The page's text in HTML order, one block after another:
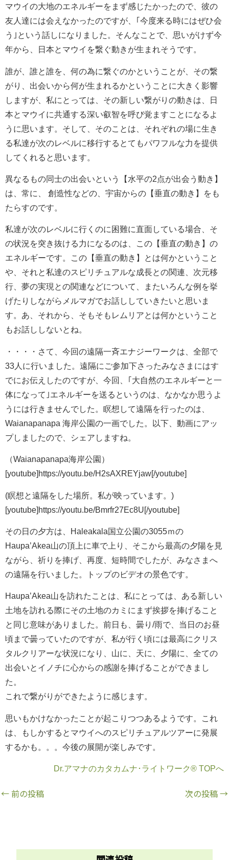
マウイの大地のエネルギーをまず感じたかったので、彼の
友人達には会えなかったのですが、｢今度来る時にはぜひ会
う｣という話しになりました。そんなことで、思いがけず今
年から、日本とマウイを繋ぐ動きが生まれそうです。
誰が、誰と誰を、何の為に繋ぐのかということが、その繋
がり、出会いから何が生まれるかということに大きく影響
しますが、私にとっては、その新しい繋がりの動きは、日
本とマウイに共通する深い叡智を呼び覚ますことになるよ
うに思います。そして、そのことは、それぞれの場に生き
る私達が次のレベルに移行するとてもパワフルな力を提供
してくれると思います。
異なるもの同士の出会いという【水平の2点が出会う動き】
は、常に、 創造性などの、宇宙からの【垂直の動き】をも
たらすのです。
私達が次のレベルに行くのに困難に直面している場合、そ
の状況を突き抜ける力になるのは、この【垂直の動き】の
エネルギーです。この【垂直の動き】とは何かということ
や、それと私達のスピリチュアルな成長との関連、次元移
行、夢の実現との関連などについて、またいろんな例を挙
げたりしながらメルマガでお話ししていきたいと思いま
す。あ、それから、そもそもレムリアとは何かということ
もお話ししないとね。
・・・・さて、今回の遠隔一斉エナジーワークは、全部で
33人に行いました。遠隔にご参加下さったみなさまにはす
でにお伝えしたのですが、今回、｢大自然のエネルギーと一
体になって｣エネルギーを送るというのは、なかなか思うよ
うには行きませんでした。瞑想して遠隔を行ったのは、
Waianapanapa 海岸公園の一画でした。以下、動画にアッ
プしましたので、シェアしますね。
（Waianapanapa海岸公園）
[youtube]https://youtu.be/H2sAXREYjaw[/youtube]
(瞑想と遠隔をした場所。私が映っています。)
[youtube]https://youtu.be/Bmrfr27Ec8U[/youtube]
その日の夕方は、Haleakala国立公園の3055ｍの
Haupa’Akea山の頂上に車で上り、そこから最高の夕陽を見
ながら、祈りを捧げ、再度、短時間でしたが、みなさまへ
の遠隔を行いました。トップのビデオの景色です。
Haupa’Akea山を訪れたことは、私にとっては、ある新しい
土地を訪れる際にその土地のカミにまず挨拶を捧げること
と同じ意味がありました。前日も、曇り/雨で、当日のお昼
頃まで曇っていたのですが、私が行く頃には最高にクリス
タルクリアーな状況になり、山に、天に、夕陽に、全ての
出会いとイノチに心からの感謝を捧げることができまし
た。
これで繋がりができたように感じます。
思いもかけなかったことが起こりつつあるようです。これ
は、もしかするとマウイへのスピリチュアルツアーに発展
するかも。。。今後の展開が楽しみです。
Dr.アマナのカタカムナ･ライトワーク® TOPへ
←前の投稿 次の投稿→